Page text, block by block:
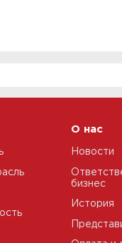
О нас
Новости
бизнес
История